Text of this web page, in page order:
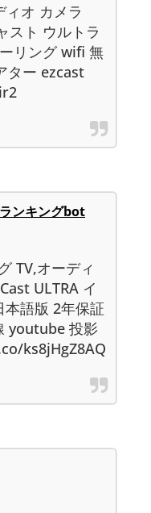
オ カメラ
スト ウルトラ
リング wifi 無
ター ezcast
ランキングbot
TV,オーディ
ULTRA イ
語版 2年保証
youtube 投影
ks8jHgZ8AQ